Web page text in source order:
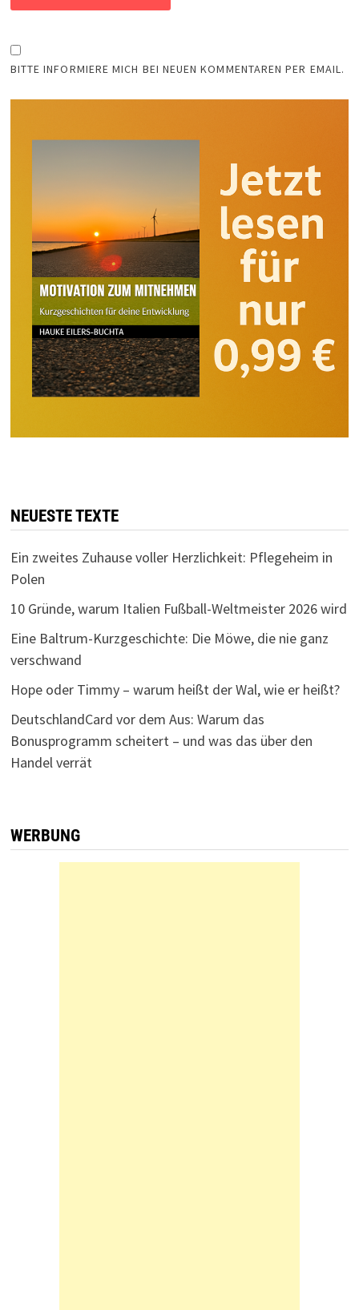
BITTE INFORMIERE MICH BEI NEUEN KOMMENTAREN PER EMAIL.
NEUESTE TEXTE
Ein zweites Zuhause voller Herzlichkeit: Pflegeheim in
Polen
10 Gründe, warum Italien Fußball-Weltmeister 2026 wird
Eine Baltrum-Kurzgeschichte: Die Möwe, die nie ganz
verschwand
Hope oder Timmy – warum heißt der Wal, wie er heißt?
DeutschlandCard vor dem Aus: Warum das
Bonusprogramm scheitert – und was das über den
Handel verrät
WERBUNG